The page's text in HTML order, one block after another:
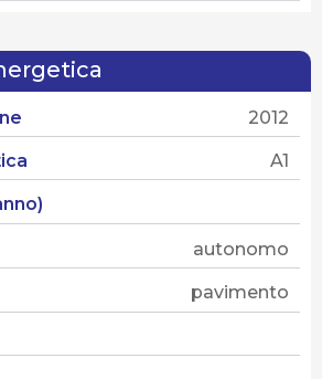
2012
A1
autonomo
pavimento